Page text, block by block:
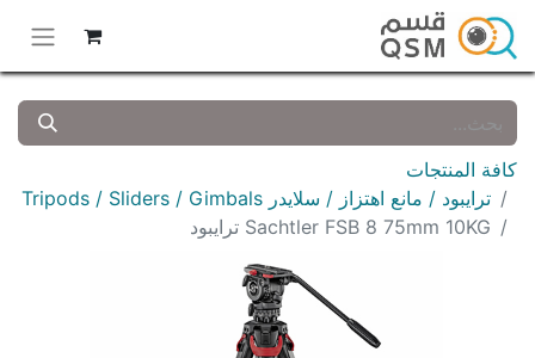
كافة المنتجات
ترايبود / مانع اهتزاز / سلايدر Tripods / Sliders / Gimbals
Sachtler FSB 8 75mm 10KG ترايبود